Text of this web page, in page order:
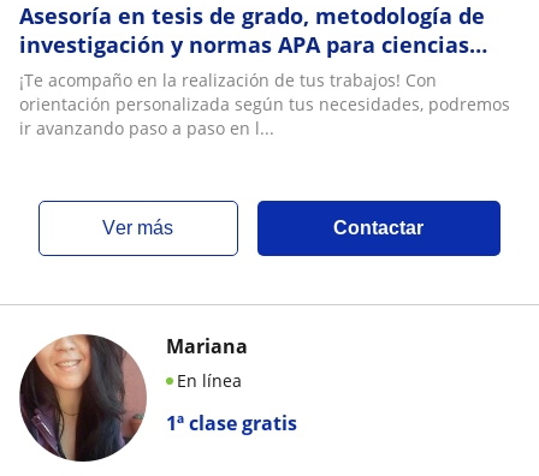
Asesoría en tesis de grado, metodología de
investigación y normas APA para ciencias
sociales
¡Te acompaño en la realización de tus trabajos! Con
orientación personalizada según tus necesidades, podremos
ir avanzando paso a paso en l...
ver más Contactar
1ª clase gratis
Mariana
En línea